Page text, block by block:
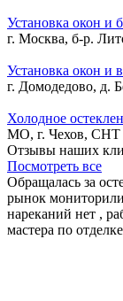
Установка окон и
г. Москва, б-р.
Установка окон и
г. Домодедово,
Холодное
МО, г. Чехов, СНТ
Отзывы наших
Посмотреть все
Обращалась за
рынок
нареканий нет ,
мастера по